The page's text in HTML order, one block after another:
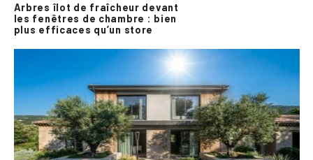
Arbres îlot de fraîcheur devant
les fenêtres de chambre : bien
plus efficaces qu’un store